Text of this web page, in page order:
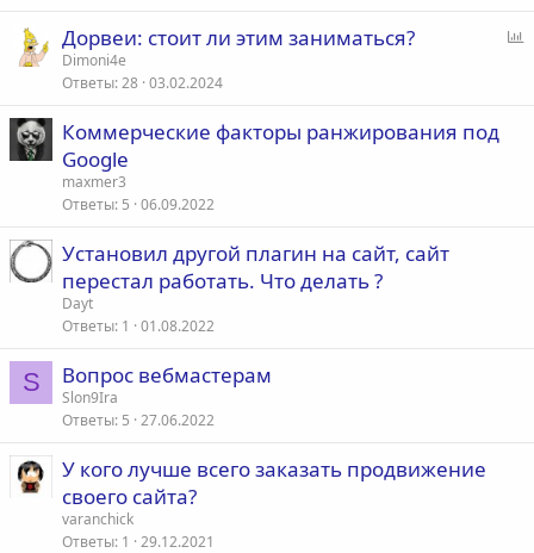
Дорвеи: стоит ли этим заниматься?
Dimoni4e
Ответы 28 03.02.2024
Коммерческие факторы ранжирования под
Google
maxmer3
Ответы 5 06.09.2022
Установил другой плагин на сайт, сайт
перестал работать. Что делать ?
Dayt
Ответы 1 01.08.2022
S Вопрос вебмастерам
Slon9Ira
Ответы 5 27.06.2022
У кого лучше всего заказать продвижение
своего сайта?
varanchick
Ответы 1 29.12.2021